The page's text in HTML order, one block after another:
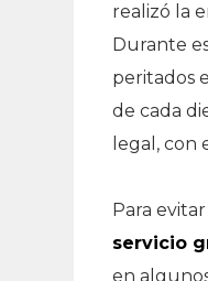
realizó la
Durante
peritados
de cada
legal, con
Para
servicio
en